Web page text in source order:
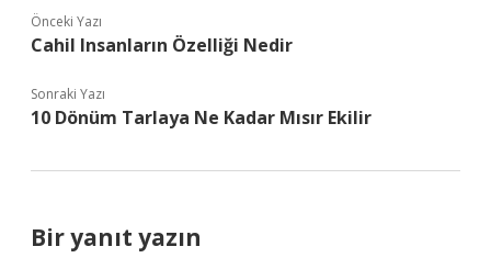
Önceki Yazı
Cahil Insanların Özelliği Nedir
Sonraki Yazı
10 Dönüm Tarlaya Ne Kadar Mısır Ekilir
Bir yanıt yazın